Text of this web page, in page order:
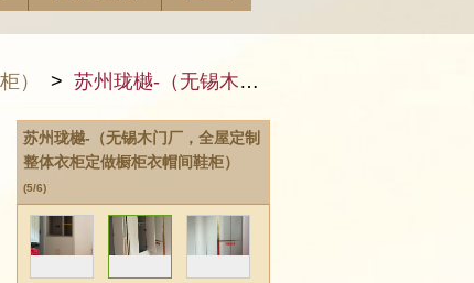
） > 苏州珑樾-（无锡木门厂，全屋定制整体衣柜定做橱柜衣帽间鞋柜）_05
苏州珑樾-（无锡木门厂，全屋定制
整体衣柜定做橱柜衣帽间鞋柜）
(5/6)